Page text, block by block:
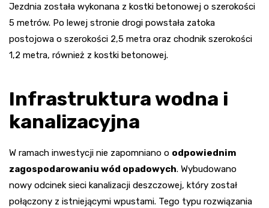
Jezdnia została wykonana z kostki betonowej o szerokości
5 metrów. Po lewej stronie drogi powstała zatoka
postojowa o szerokości 2,5 metra oraz chodnik szerokości
1,2 metra, również z kostki betonowej.
Infrastruktura wodna i
kanalizacyjna
W ramach inwestycji nie zapomniano o odpowiednim
zagospodarowaniu wód opadowych. Wybudowano
nowy odcinek sieci kanalizacji deszczowej, który został
połączony z istniejącymi wpustami. Tego typu rozwiązania